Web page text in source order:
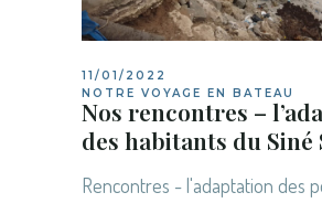
11/01/2022
NOTRE VOYAGE EN BATEAU
Nos rencontres –
des habitants du Siné
Rencontres - l'adaptation des